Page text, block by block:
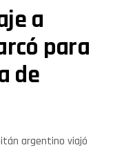
a
para
de
argentino viajó